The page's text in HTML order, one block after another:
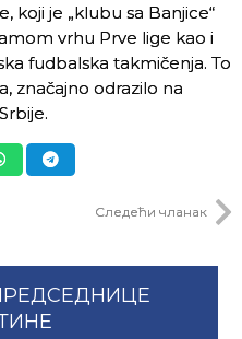
koji je „klubu sa Banjice“
vrhu Prve lige kao i
fudbalska takmičenja. To
značajno odrazilo na
Следећи чланак